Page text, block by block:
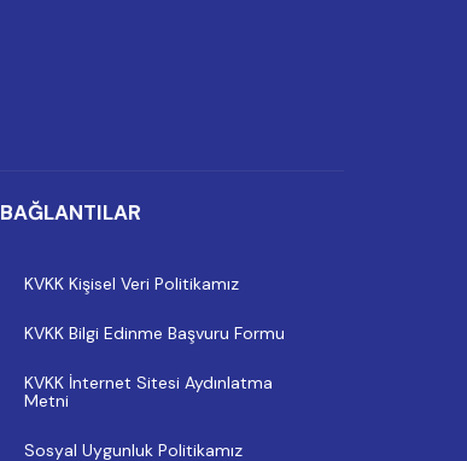
BAĞLANTILAR
KVKK Kişisel Veri Politikamız
KVKK Bilgi Edinme Başvuru Formu
KVKK İnternet Sitesi Aydınlatma
Metni
Sosyal Uygunluk Politikamız